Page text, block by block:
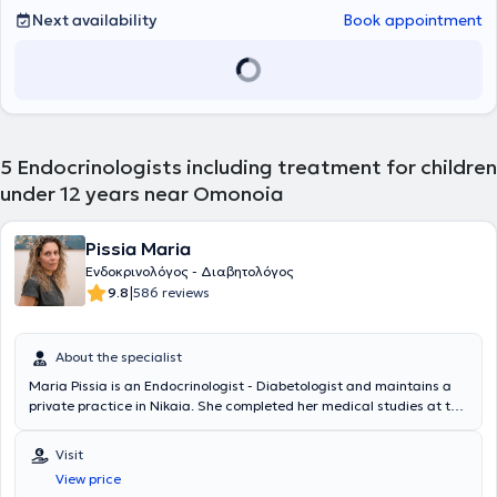
of children with diabetes, their families, and educators, aiming at
Additionally, she served as Registrar B (Fachärztin) in the
endocrinology-diabetology outpatient clinics of the University
Next availability Book appointment
5 Endocrinologists including treatment for children
under 12 years near Omonoia
Pissia Maria
Ενδοκρινολόγος - Διαβητολόγος
9.8|586 reviews
About the specialist
Maria Pissia is an Endocrinologist - Diabetologist and maintains a
private practice in Nikaia. She completed her medical studies at the
has experience and specialization in diabetes mellitus, thyroid and
parathyroid glands, as well as obesity and metabolism.
Visit
View price